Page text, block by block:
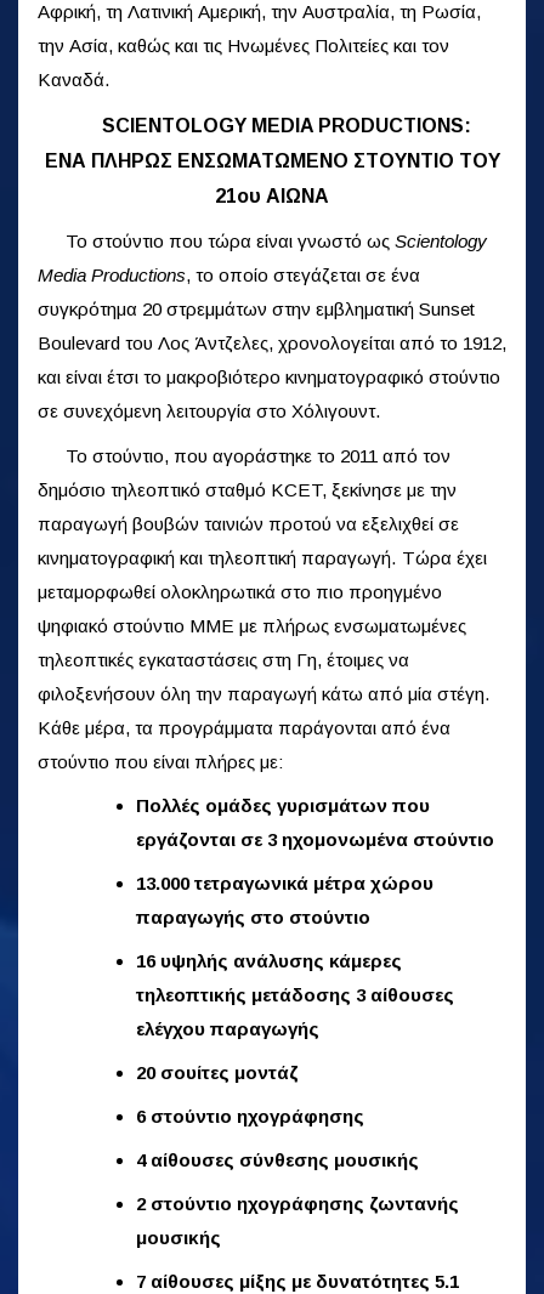
Αφρική, τη Λατινική Αμερική, την Αυστραλία, τη Ρωσία,
την Ασία, καθώς και τις Ηνωμένες Πολιτείες και τον
Καναδά.
SCIENTOLOGY MEDIA PRODUCTIONS:
ΕΝΑ ΠΛΗΡΩΣ ΕΝΣΩΜΑΤΩΜΕΝΟ ΣΤΟΥΝΤΙΟ ΤΟΥ
21ου ΑΙΩΝΑ
Το στούντιο που τώρα είναι γνωστό ως Scientology
Media Productions, το οποίο στεγάζεται σε ένα
συγκρότημα 20 στρεμμάτων στην εμβληματική Sunset
Boulevard του Λος Άντζελες, χρονολογείται από το 1912,
και είναι έτσι το μακροβιότερο κινηματογραφικό στούντιο
σε συνεχόμενη λειτουργία στο Χόλιγουντ.
Το στούντιο, που αγοράστηκε το 2011 από τον
δημόσιο τηλεοπτικό σταθμό KCET, ξεκίνησε με την
παραγωγή βουβών ταινιών προτού να εξελιχθεί σε
κινηματογραφική και τηλεοπτική παραγωγή. Τώρα έχει
μεταμορφωθεί ολοκληρωτικά στο πιο προηγμένο
ψηφιακό στούντιο ΜΜΕ με πλήρως ενσωματωμένες
τηλεοπτικές εγκαταστάσεις στη Γη, έτοιμες να
φιλοξενήσουν όλη την παραγωγή κάτω από μία στέγη.
Κάθε μέρα, τα προγράμματα παράγονται από ένα
στούντιο που είναι πλήρες με:
Πολλές ομάδες γυρισμάτων που
εργάζονται σε 3 ηχομονωμένα στούντιο
13.000 τετραγωνικά μέτρα χώρου
παραγωγής στο στούντιο
16 υψηλής ανάλυσης κάμερες
τηλεοπτικής μετάδοσης 3 αίθουσες
ελέγχου παραγωγής
20 σουίτες μοντάζ
6 στούντιο ηχογράφησης
4 αίθουσες σύνθεσης μουσικής
2 στούντιο ηχογράφησης ζωντανής
μουσικής
7 αίθουσες μίξης με δυνατότητες 5.1